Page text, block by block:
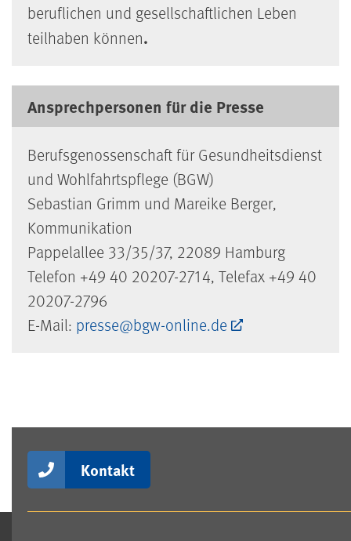
beruflichen und gesellschaftlichen Leben
teilhaben können.
Ansprechpersonen für die Presse
Berufsgenossenschaft für Gesundheitsdienst
und Wohlfahrtspflege (BGW)
Sebastian Grimm und Mareike Berger,
Kommunikation
Pappelallee 33/35/37, 22089 Hamburg
Telefon +49 40 20207-2714, Telefax +49 40
20207-2796
E-Mail: presse@bgw-online.de
Kontakt